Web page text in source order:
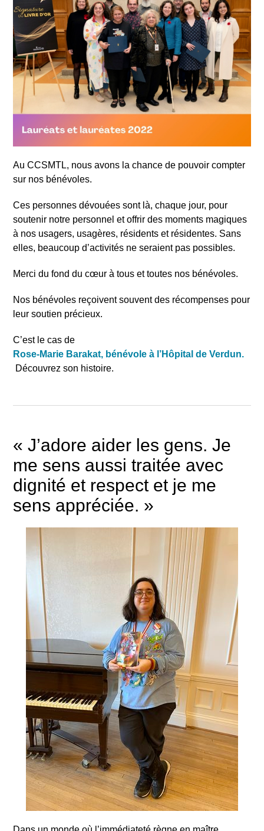
Au CCSMTL, nous avons la chance de pouvoir compter
sur nos bénévoles.
Ces personnes dévouées sont là, chaque jour, pour
soutenir notre personnel et offrir des moments magiques
à nos usagers, usagères, résidents et résidentes. Sans
elles, beaucoup d’activités ne seraient pas possibles.
Merci du fond du cœur à tous et toutes nos bénévoles.
Nos bénévoles reçoivent souvent des récompenses pour
leur soutien précieux.
C’est le cas de
Rose-Marie Barakat, bénévole à l’Hôpital de Verdun.
Découvrez son histoire.
« J’adore aider les gens. Je
me sens aussi traitée avec
dignité et respect et je me
sens appréciée. »